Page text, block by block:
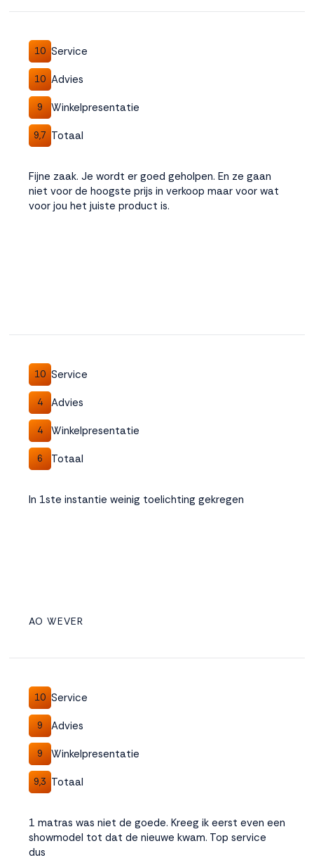
10 Service
10 Advies
9 Winkelpresentatie
9,7 Totaal
Fijne zaak. Je wordt er goed geholpen. En ze gaan
niet voor de hoogste prijs in verkoop maar voor wat
voor jou het juiste product is.
10 Service
4 Advies
4 Winkelpresentatie
6 Totaal
In 1ste instantie weinig toelichting gekregen
AO WEVER
10 Service
9 Advies
9 Winkelpresentatie
9,3 Totaal
1 matras was niet de goede. Kreeg ik eerst even een
showmodel tot dat de nieuwe kwam. Top service
dus